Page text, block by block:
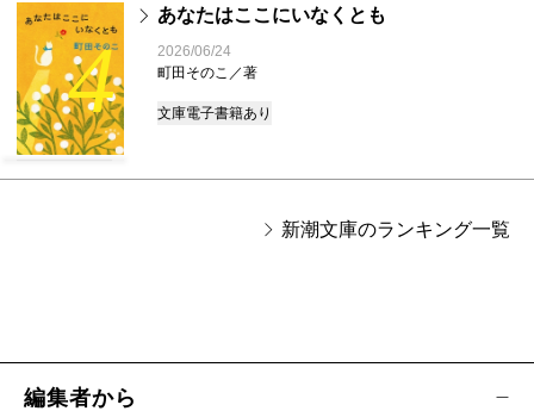
4
あなたはここにいなくとも
2026/06/24
町田そのこ／著
文庫電子書籍あり
新潮文庫のランキング一覧
編集者から